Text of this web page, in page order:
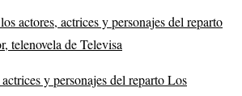
actores, actrices y personajes del reparto
telenovela de Televisa
y personajes del reparto Los